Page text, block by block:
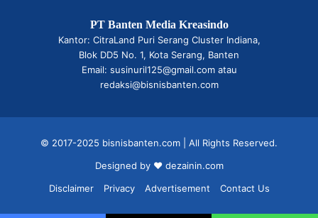
PT Banten Media Kreasindo
Kantor: CitraLand Puri Serang Cluster Indiana,
Blok DD5 No. 1, Kota Serang, Banten
Email: susinuril125@gmail.com atau
redaksi@bisnisbanten.com
© 2017-2025 bisnisbanten.com | All Rights Reserved.
Designed by ❤ dezainin.com
Disclaimer
Privacy Advertisement Contact Us